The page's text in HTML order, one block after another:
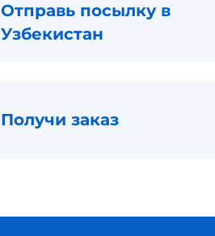
Отправь посылку в
Узбекистан
Получи заказ